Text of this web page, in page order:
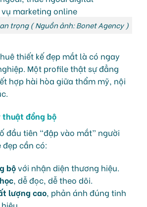
trọng ( Nguồn ảnh: Bonet Agency )
thiết kế đẹp mắt là có ngay
Một profile thật sự đẳng
hợp hài hòa giữa thẩm mỹ, nội
thuật đồng bộ
đầu tiên “đập vào mắt” người
cần có:
bộvới nhận diện thương hiệu.
, dễ đọc, dễ theo dõi.
lượng cao, phản ánh đúng tinh